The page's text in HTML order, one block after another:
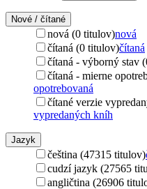
Nové / čítané
nová (0 titulov)nová
čítaná (0 titulov)čítaná
čítaná - výborný stav
čítaná - mierne
opotrebovaná
čítané verzie
vypredaných kníh
Jazyk
čeština (47315 titulov)
cudzí jazyk (27565
angličtina (26906